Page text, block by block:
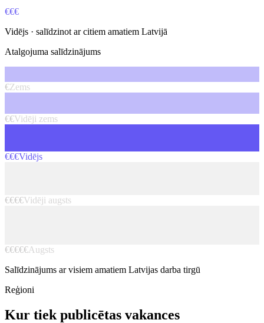
€€€
Vidējs · salīdzinot ar citiem amatiem Latvijā
Atalgojuma salīdzinājums
€Zems
€€Vidēji zems
€€€Vidējs
€€€€Vidēji augsts
€€€€€Augsts
Salīdzinājums ar visiem amatiem Latvijas darba tirgū
Reģioni
Kur tiek publicētas vakances